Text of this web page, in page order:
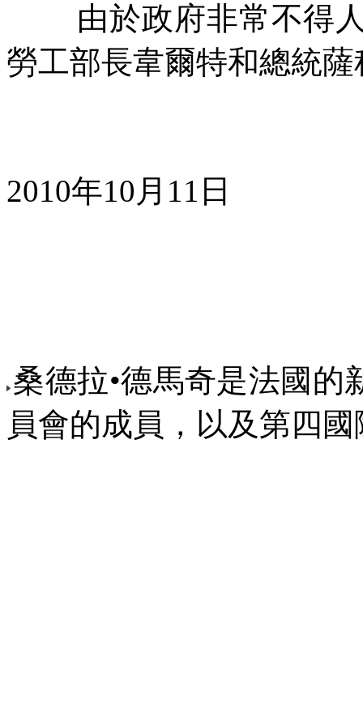
由於政府非常不得
勞工部長韋爾特和總統薩
2010年10 月 11 日
桑德拉•德馬奇是法國的
員會的成員，以及第四